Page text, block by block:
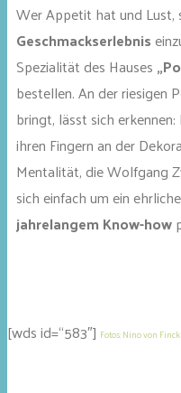
Wer Appetit hat und Lust,
Geschmackserlebnis
Spezialität des Hauses
bestellen. An der riesigen
bringt, lässt sich
ihren Fingern an der
Mentalität, die Wolfgang
sich einfach um ein
jahrelangem Know-how
[wds id=“583″] Fotos: Nino von Finck